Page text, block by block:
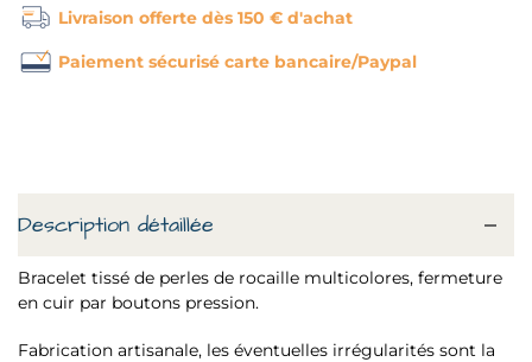
Livraison offerte dès 150 € d'achat
Paiement sécurisé carte bancaire/Paypal
Description détaillée
Bracelet tissé de perles de rocaille multicolores, fermeture
en cuir par boutons pression.
Fabrication artisanale, les éventuelles irrégularités sont la